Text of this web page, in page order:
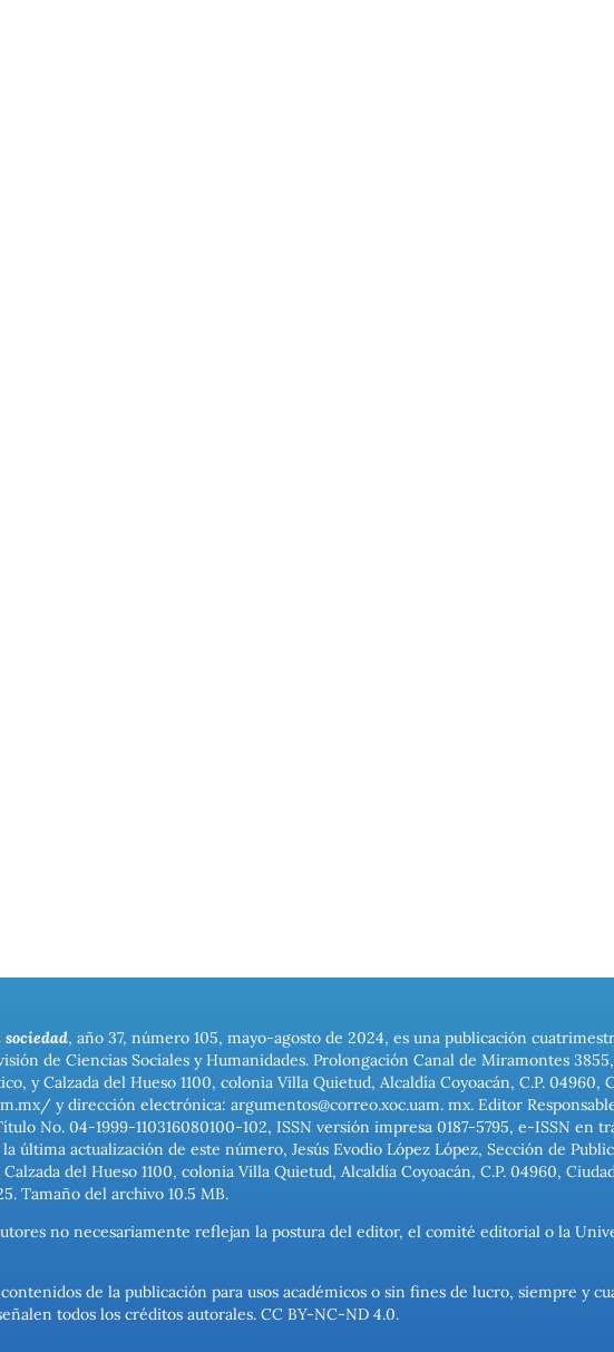
, año 37, número 105, mayo-agosto de 2024, es una publicación
de Ciencias Sociales y Humanidades. Prolongación Canal de Miramontes
y Calzada del Hueso 1100, colonia Villa Quietud, Alcaldía Coyoacán, C.P.
y dirección electrónica: argumentos@correo.xoc.uam. mx. Editor
No. 04-1999-110316080100-102, ISSN versión impresa 0187-5795, e-ISSN
última actualización de este número, Jesús Evodio López López, Sección de
del Hueso 1100, colonia Villa Quietud, Alcaldía Coyoacán, C.P. 04960,
Tamaño del archivo 10.5 MB.
no necesariamente reflejan la postura del editor, el comité editorial o la
de la publicación para usos académicos o sin fines de lucro, siempre y
todos los créditos autorales. CC BY-NC-ND 4.0.